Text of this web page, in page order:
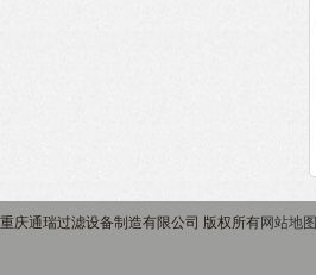
重庆通瑞过滤设备制造有限公司 版权所有网站地图